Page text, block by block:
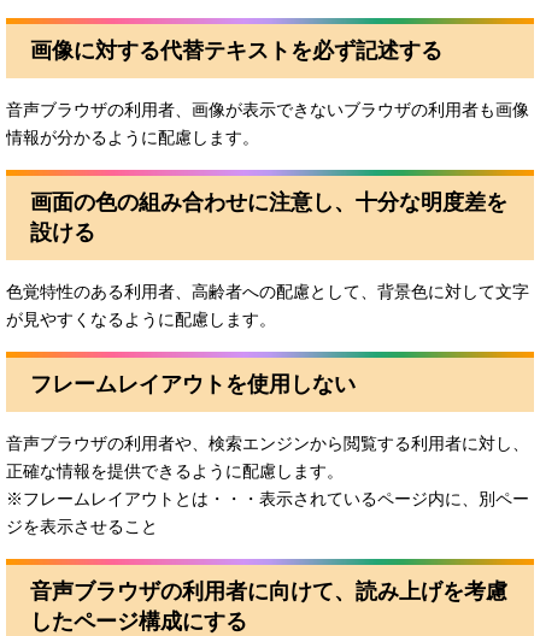
画像に対する代替テキストを必ず記述する
音声ブラウザの利用者、画像が表示できないブラウザの利用者も画像
情報が分かるように配慮します。
画面の色の組み合わせに注意し、十分な明度差を
設ける
色覚特性のある利用者、高齢者への配慮として、背景色に対して文字
が見やすくなるように配慮します。
フレームレイアウトを使用しない
音声ブラウザの利用者や、検索エンジンから閲覧する利用者に対し、
正確な情報を提供できるように配慮します。
※フレームレイアウトとは・・・表示されているページ内に、別ペー
ジを表示させること
音声ブラウザの利用者に向けて、読み上げを考慮
したページ構成にする